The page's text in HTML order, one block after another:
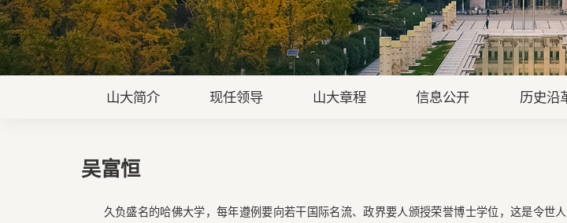
山大简介 现任领导 山大章程 信息公开 历史沿
吴富恒
久负盛名的哈佛大学，每年遵例要向若干国际名流、政界要人颁授荣誉博士学位，这是令世人